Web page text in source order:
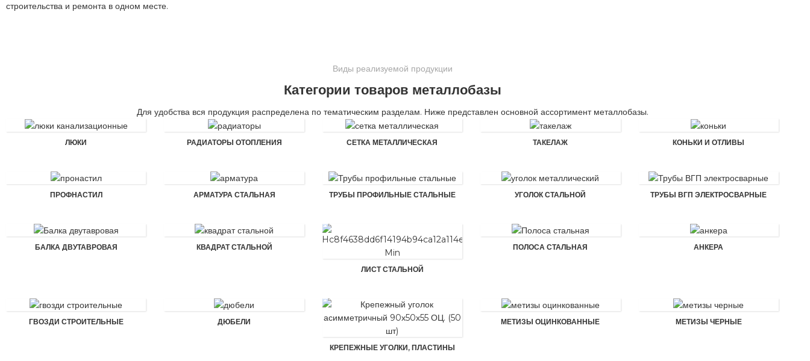
строительства и ремонта в одном месте.
Виды реализуемой продукции
Категории товаров металлобазы
Для удобства вся продукция распределена по тематическим разделам. Ниже представлен основной ассортимент металлобазы.
ЛЮКИ РАДИАТОРЫ ОТОПЛЕНИЯ СЕТКА МЕТАЛЛИЧЕСКАЯ ТАКЕЛАЖ КОНЬКИ И ОТЛИВЫ
ПРОФНАСТИЛ АРМАТУРА СТАЛЬНАЯ ТРУБЫ ПРОФИЛЬНЫЕ СТАЛЬНЫЕ УГОЛОК СТАЛЬНОЙ ТРУБЫ ВГП ЭЛЕКТРОСВАРНЫЕ
БАЛКА ДВУТАВРОВАЯ КВАДРАТ СТАЛЬНОЙ
ЛИСТ СТАЛЬНОЙ
ПОЛОСА СТАЛЬНАЯ АНКЕРА
ГВОЗДИ СТРОИТЕЛЬНЫЕ ДЮБЕЛИ
КРЕПЕЖНЫЕ УГОЛКИ, ПЛАСТИНЫ
МЕТИЗЫ ОЦИНКОВАННЫЕ МЕТИЗЫ ЧЕРНЫЕ